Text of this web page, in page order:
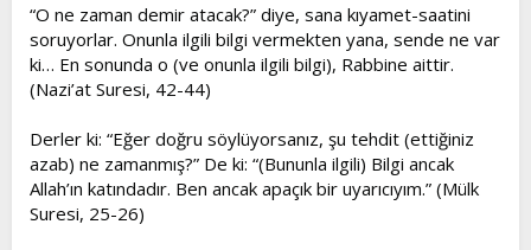
“O ne zaman demir atacak?” diye, sana kıyamet-saatini
soruyorlar. Onunla ilgili bilgi vermekten yana, sende ne var
ki… En sonunda o (ve onunla ilgili bilgi), Rabbine aittir.
(Nazi’at Suresi, 42-44)
Derler ki: “Eğer doğru söylüyorsanız, şu tehdit (ettiğiniz
azab) ne zamanmış?” De ki: “(Bununla ilgili) Bilgi ancak
Allah’ın katındadır. Ben ancak apaçık bir uyarıcıyım.” (Mülk
Suresi, 25-26)